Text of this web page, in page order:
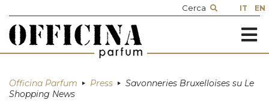
IT EN
≡
Officina Parfum Press
Savonneries Bruxelloises su Le
Shopping News